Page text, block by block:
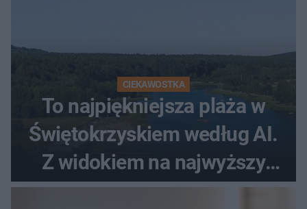
CIEKAWOSTKA
To najpiękniejsza plaża w
Świętokrzyskiem według AI.
Z widokiem na najwyższy
szczyt Gór Świętokrzyskich